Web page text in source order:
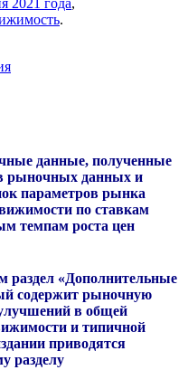
2021 года,
.
данные, полученные
рыночных данных и
параметров рынка
по ставкам
темпам роста цен
раздел «Дополнительные
содержит рыночную
в общей
и типичной
приводятся
разделу